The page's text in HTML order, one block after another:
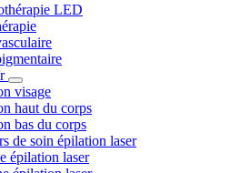
LED
visage
haut du corps
bas du corps
de soin épilation laser
épilation laser